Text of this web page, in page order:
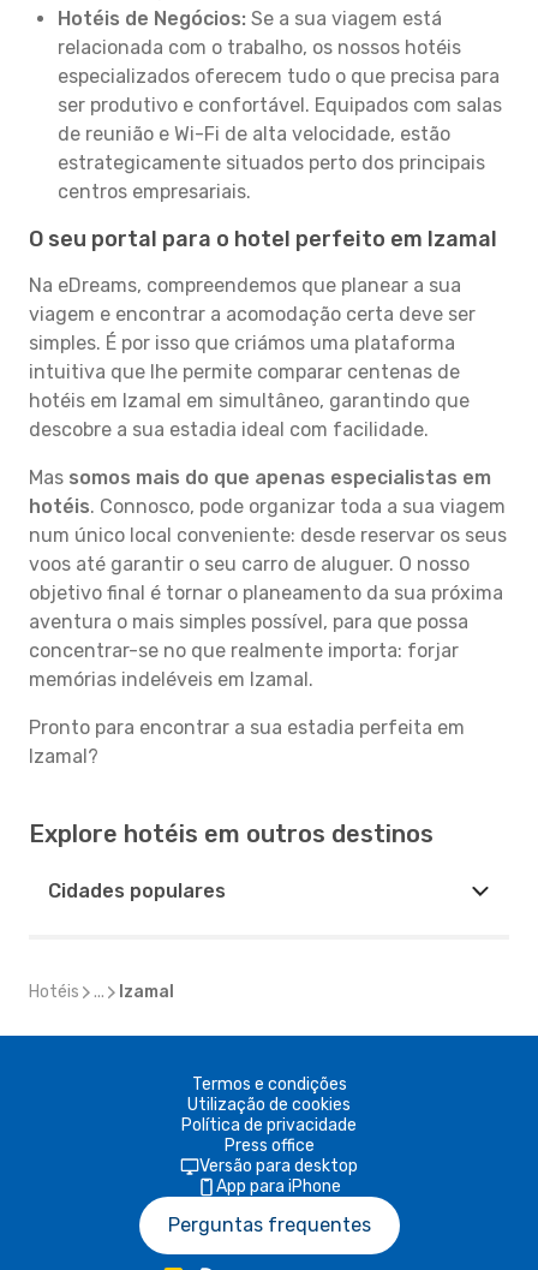
Hotéis de Negócios: Se a sua viagem está
relacionada com o trabalho, os nossos hotéis
especializados oferecem tudo o que precisa para
ser produtivo e confortável. Equipados com salas
de reunião e Wi-Fi de alta velocidade, estão
estrategicamente situados perto dos principais
centros empresariais.
O seu portal para o hotel perfeito em Izamal
Na eDreams, compreendemos que planear a sua
viagem e encontrar a acomodação certa deve ser
simples. É por isso que criámos uma plataforma
intuitiva que lhe permite comparar centenas de
hotéis em Izamal em simultâneo, garantindo que
descobre a sua estadia ideal com facilidade.
Mas somos mais do que apenas especialistas em
hotéis. Connosco, pode organizar toda a sua viagem
num único local conveniente: desde reservar os seus
voos até garantir o seu carro de aluguer. O nosso
objetivo final é tornar o planeamento da sua próxima
aventura o mais simples possível, para que possa
concentrar-se no que realmente importa: forjar
memórias indeléveis em Izamal.
Pronto para encontrar a sua estadia perfeita em
Izamal?
Explore hotéis em outros destinos
Cidades populares
Hotéis ... Izamal
Termos e condições
Utilização de cookies
Política de privacidade
Press office
Versão para desktop
App para iPhone
Perguntas frequentes